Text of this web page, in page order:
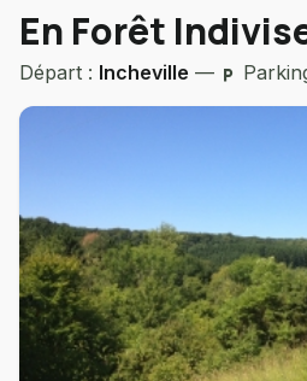
En Forêt
Départ : Incheville — local_parking